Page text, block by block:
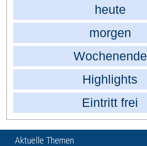
heute
morgen
Wochenende
Highlights
Eintritt frei
Aktuelle Themen